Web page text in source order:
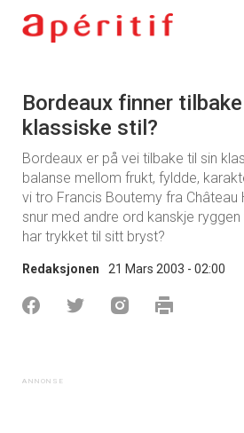
Bordeaux finner
klassiske stil?
Bordeaux er på vei tilbake til sin
balanse mellom frukt, fyldde,
vi tro Francis Boutemy fra Château
snur med andre ord kanskje
har trykket til sitt bryst?
Redaksjonen 21 Mars 2003 - 02:00